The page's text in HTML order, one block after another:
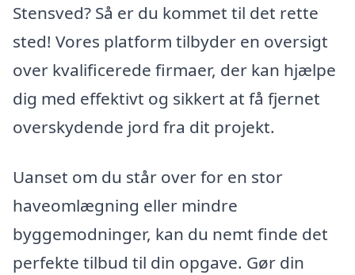
Stensved? Så er du kommet til det rette
sted! Vores platform tilbyder en oversigt
over kvalificerede firmaer, der kan hjælpe
dig med effektivt og sikkert at få fjernet
overskydende jord fra dit projekt.
Uanset om du står over for en stor
haveomlægning eller mindre
byggemodninger, kan du nemt finde det
perfekte tilbud til din opgave. Gør din